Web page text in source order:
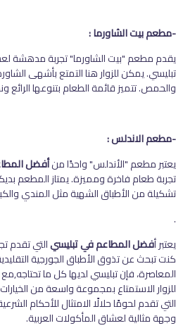
-مطعم بيت الشاورما :
يقدم مطعم "بيت الشاورما" تجربة مدهشة
تبليسي. يمكن للزوار هنا التمتع بأشهى
والحمص. تتميز قائمة الطعام بتنوعها الرائع
-مطعم الاندلس :
يعتبر مطعم "الأندلس" واحدًا منأفضل
تجربة طعام فاخرة ومميزة. يمتاز المطعم
تشكيلة من الأطباق الشهية مثل المندي
.
يعتبر أفضل المطاعم في تبليسيالتي تقدم
كنت تبحث عن تذوق الأطباق الجورجية
المعاصرة، فإن تبليسي لديها كل ما
للزوار الاستمتاع بمجموعة واسعة من
التي تقدم لحومًا حلالًا الامتثال للأحكام
وجهة مثالية لعشاق المأكولات العربية.